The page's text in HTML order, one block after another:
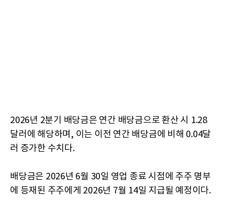
2026년 2분기 배당금은 연간 배당금으로 환산 시 1.28
달러에 해당하며, 이는 이전 연간 배당금에 비해 0.04달
러 증가한 수치다.
배당금은 2026년 6월 30일 영업 종료 시점에 주주 명부
에 등재된 주주에게 2026년 7월 14일 지급될 예정이다.